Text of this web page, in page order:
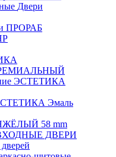
Двери
ПРОРАБ
ЭСТЕТИКА
Эмаль
58 mm
ДВЕРИ